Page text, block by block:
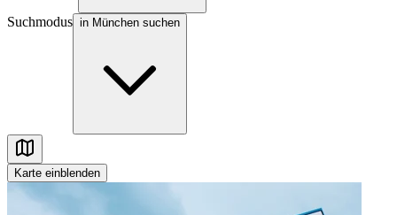
Suchmodus in München suchen
Karte einblenden